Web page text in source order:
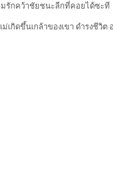
รักคว้าชัยชนะลีกที่คอยได้ซะที
เกิดขึ้นเกล้าของเขา ดำรงชีวิ